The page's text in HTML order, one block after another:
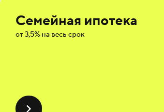
Семейная ипотека
от 3,5% на весь срок